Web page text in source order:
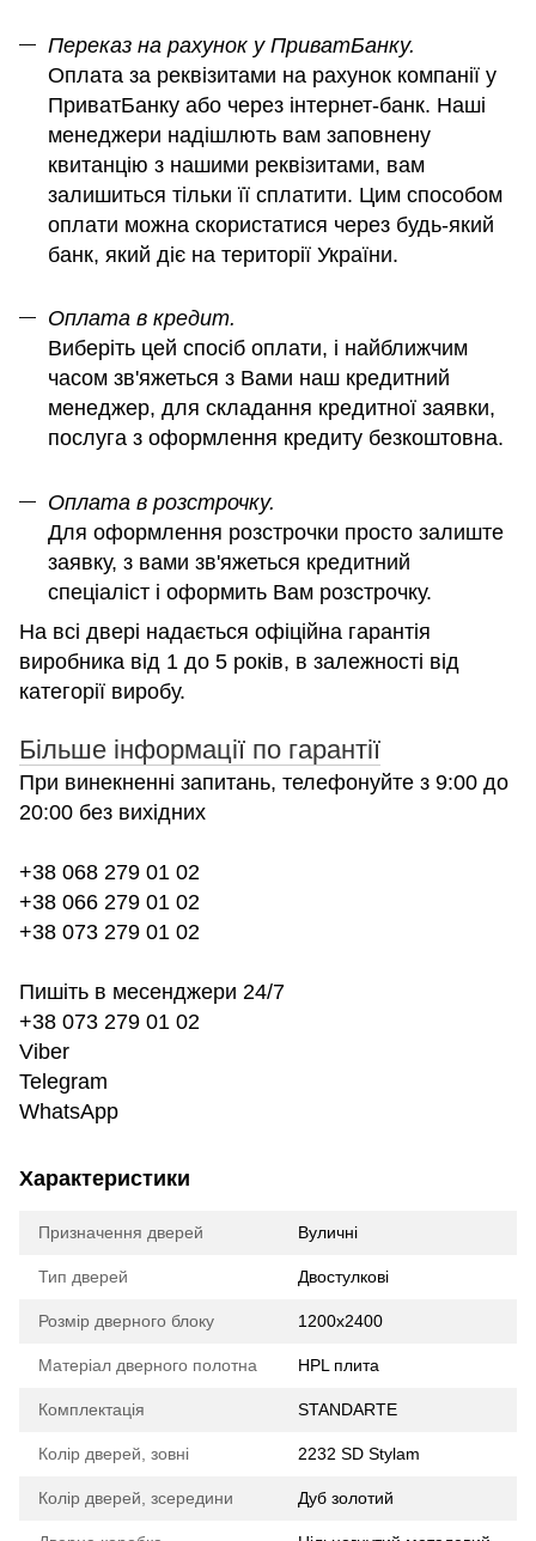
Переказ на рахунок у ПриватБанку.
Оплата за реквізитами на рахунок компанії у
ПриватБанку або через інтернет-банк. Наші
менеджери надішлють вам заповнену
квитанцію з нашими реквізитами, вам
залишиться тільки її сплатити. Цим способом
оплати можна скористатися через будь-який
банк, який діє на території України.
Оплата в кредит.
Виберіть цей спосіб оплати, і найближчим
часом зв'яжеться з Вами наш кредитний
менеджер, для складання кредитної заявки,
послуга з оформлення кредиту безкоштовна.
Оплата в розстрочку.
Для оформлення розстрочки просто залиште
заявку, з вами зв'яжеться кредитний
спеціаліст і оформить Вам розстрочку.
На всі двері надається офіційна гарантія
виробника від 1 до 5 років, в залежності від
категорії виробу.
Більше інформації по гарантії
При винекненні запитань, телефонуйте з 9:00 до
20:00 без вихідних
+38 068 279 01 02
+38 066 279 01 02
+38 073 279 01 02
Пишіть в месенджери 24/7
+38 073 279 01 02
Viber
Telegram
WhatsApp
Характеристики
Призначення дверей Вуличні
Тип дверей Двостулкові
Розмір дверного блоку 1200х2400
Матеріал дверного полотна HPL плита
Комплектація STANDARTE
Колір дверей, зовні 2232 SD Stylam
Колір дверей, зсередини Дуб золотий